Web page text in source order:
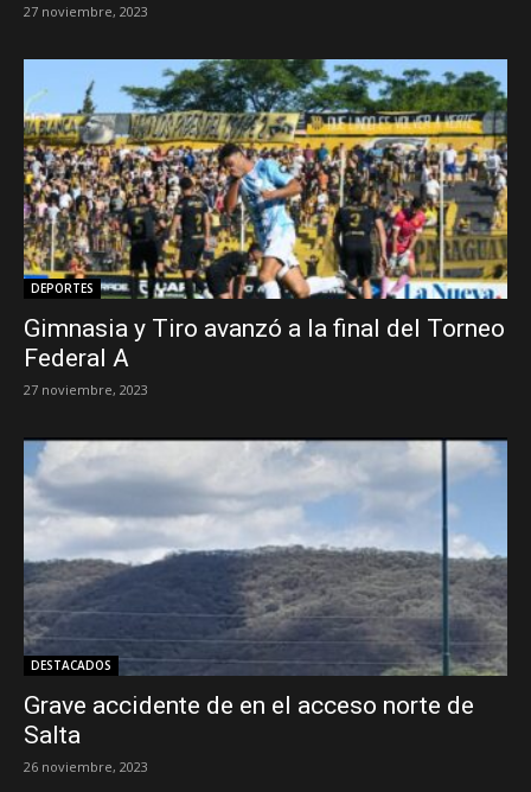
27 noviembre, 2023
DEPORTES
Gimnasia y Tiro avanzó a la final del Torneo
Federal A
27 noviembre, 2023
DESTACADOS
Grave accidente de en el acceso norte de
Salta
26 noviembre, 2023